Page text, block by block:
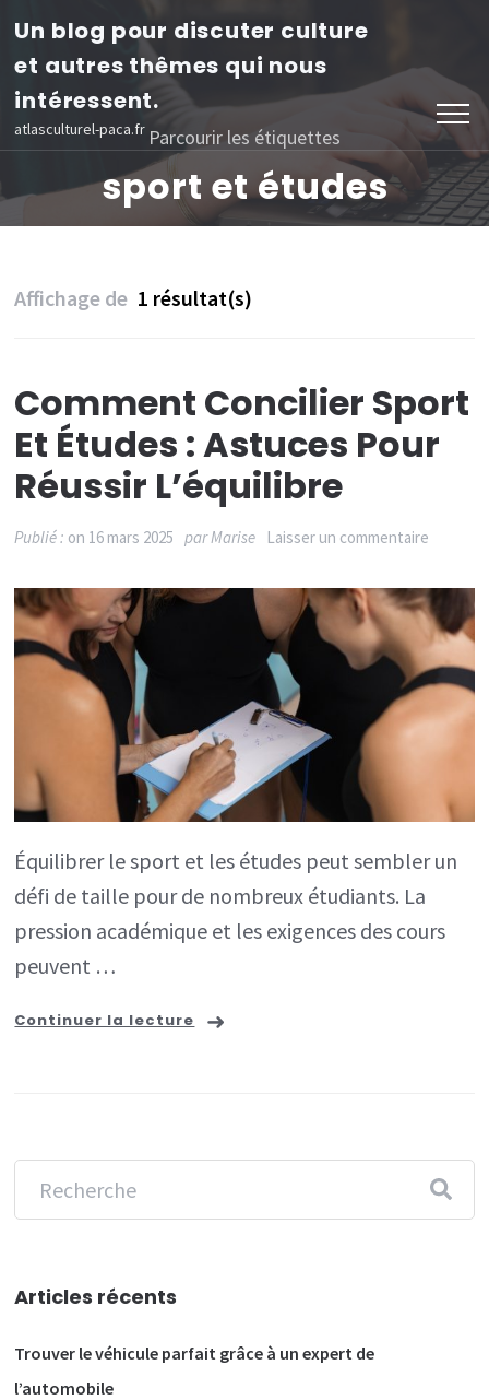
Aller
contenu
(Pressez
Entrée)
Un blog pour discuter culture
et autres thêmes qui nous
intéressent.
atlasculturel-paca.fr Parcourir les étiquettes
sport et études
Affichage de 1 résultat(s)
Comment Concilier Sport
Et Études : Astuces Pour
Réussir L’équilibre
Publié : on 16 mars 2025 parMarise Laisser un commentaire
concilier
sport
et
études
pour
Équilibrer le sport et les études peut sembler un
défi de taille pour de nombreux étudiants. La
pression académique et les exigences des cours
peuvent …
Continuer la lecture
Articles récents
Trouver le véhicule parfait grâce à un expert de
l’automobile